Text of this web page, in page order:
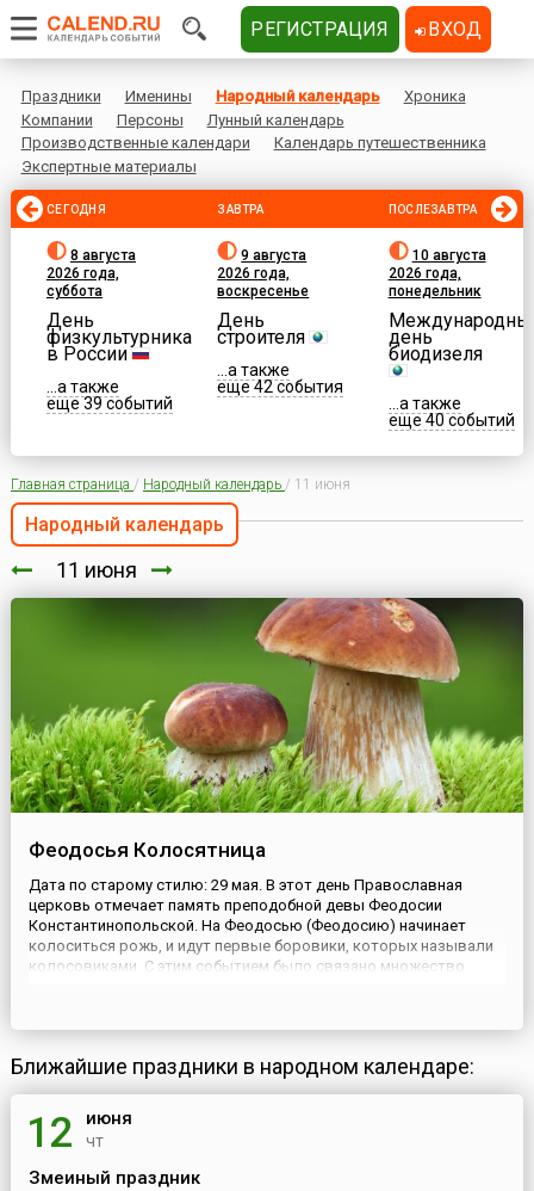
Праздники Именины Народный календарь
Хроника
Компании
Персоны
Лунный календарь
Производственные календари
Календарь путешественника
Экспертные материалы
СЕГОДНЯ
8 августа
2026 года,
суббота
День
физкультурника
в России
...а также
еще 39 событий
ЗАВТРА
9 августа
2026 года,
воскресенье
День
строителя
...а также
еще 42 события
ПОСЛЕЗАВТРА
10 августа
2026 года,
понедельник
день
биодизеля
...а также
еще 40 событий
Главная страница / Народный календарь / 11 июня
Народный календарь
11 июня
Феодосья Колосятница
Дата по старому стилю: 29 мая. В этот день Православная
церковь отмечает память преподобной девы Феодосии
Константинопольской. На Феодосью (Феодосию) начинает
колоситься рожь, и идут первые боровики, которых называли
колосовиками. С этим событием было связано множество
рожь такж...
Ближайшие праздники в народном календаре:
12 июня
чт
Змеиный праздник
РЕГИСТРАЦИЯ ВХОД